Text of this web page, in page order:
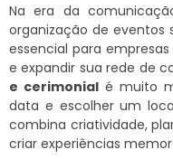
Na era da
organização de
essencial para
e expandir sua rede de
e cerimonialé muito
data e escolher um
combina criatividade,
criar experiências